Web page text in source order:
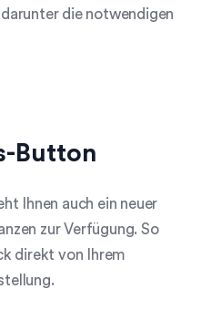
die notwendigen
Button
Ihnen auch ein neuer
zur Verfügung. So
direkt von Ihrem